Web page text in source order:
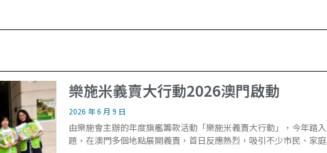
樂施米義賣大行動2026澳門啟動
2026 年 6 月 9 日
由樂施會主辦的年度旗艦籌款活動「樂施米義賣大行動」，今年踏
題，在澳門多個地點展開義賣，首日反應熱烈，吸引不少市民、家